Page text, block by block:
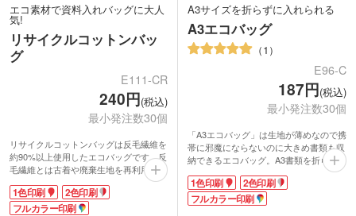
エコ素材で資料入れバッグに大人
気!
リサイクルコットンバッ
グ
E111-CR
240円(税込)
最小発注数30個
リサイクルコットンバッグは反毛繊維を
約90%以上使用したエコバッグです。反
毛繊維とは古着や廃棄生地を再利用して
作られたもの。日本では昔からある方法
で、サステナブルが定着してきた今改め
て注目されているエコ素材です。
1色印刷
2色印刷
フルカラー印刷
A3サイズを折らずに入れられる
A3エコバッグ
1
E96-C
187円(税込)
最小発注数30個
「A3エコバッグ」は生地が薄めなので携
帯に邪魔にならないのに大きめ書類も収
納できるエコバッグ。A3書類を折らずに
入れられ、持ち手が約600mmと長めに
なっているので肩にかけやすく気軽に使
えます。デザイン画や画用紙ブックな
1色印刷
2色印刷
フルカラー印刷